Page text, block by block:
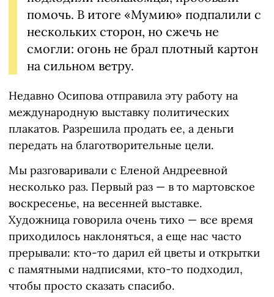
помочь. В итоге «Мумию» подпалили с
нескольких сторон, но сжечь не
смогли: огонь не брал плотный картон
на сильном ветру.
Недавно Осипова отправила эту работу на
международную выставку политических
плакатов. Разрешила продать ее, а деньги
передать на благотворительные цели.
Мы разговаривали с Еленой Андреевной
несколько раз. Первый раз — в то мартовское
воскресенье, на весенней выставке.
Художница говорила очень тихо — все время
приходилось наклоняться, а еще нас часто
прерывали: кто-то дарил ей цветы и открытки
с памятными надписями, кто-то подходил,
чтобы просто сказать спасибо.